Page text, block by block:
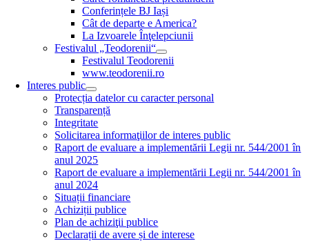
Conferințele BJ Iași
Cât de departe e America?
La Izvoarele Înţelepciunii
Festivalul „Teodorenii“
Festivalul Teodorenii
www.teodorenii.ro
Interes public
Protecția datelor cu caracter personal
Transparență
Integritate
Solicitarea informaţiilor de interes public
Raport de evaluare a implementării Legii nr. 544/2001 în
anul 2025
Raport de evaluare a implementării Legii nr. 544/2001 în
anul 2024
Situații financiare
Achiziții publice
Plan de achiziţii publice
Declarații de avere și de interese